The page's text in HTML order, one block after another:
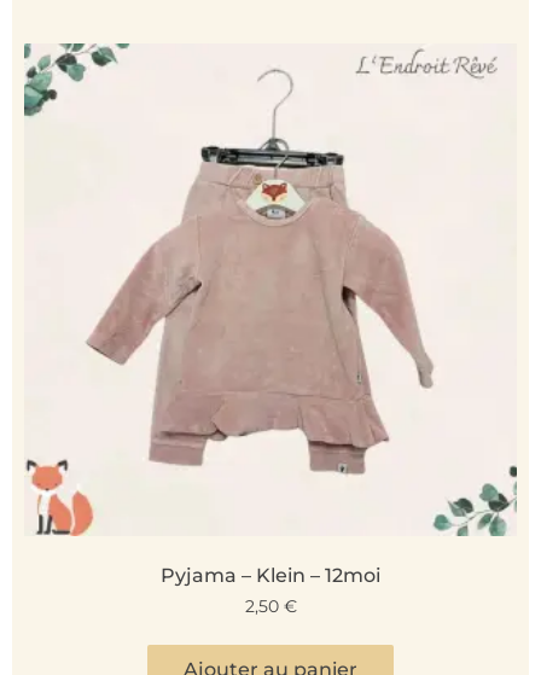
Pyjama – Klein – 12moi
2,50 €
Ajouter au panier